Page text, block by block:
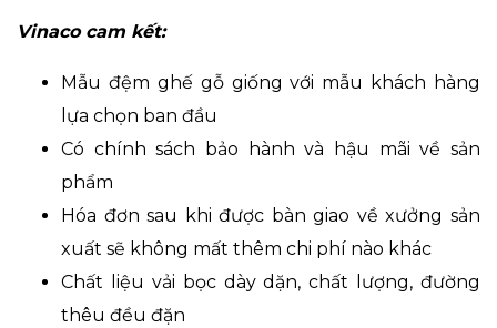
Vinaco cam kết:
Mẫu đệm ghế gỗ giống với mẫu khách hàng
lựa chọn ban đầu
Có chính sách bảo hành và hậu mãi về sản
phẩm
Hóa đơn sau khi được bàn giao về xưởng sản
xuất sẽ không mất thêm chi phí nào khác
Chất liệu vải bọc dày dặn, chất lượng, đường
thêu đều đặn